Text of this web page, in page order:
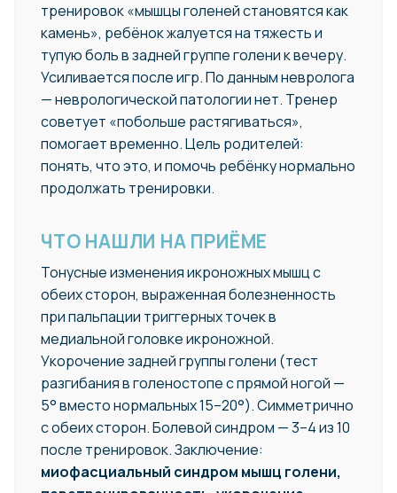
тренировок «мышцы голеней становятся как
камень», ребёнок жалуется на тяжесть и
тупую боль в задней группе голени к вечеру.
Усиливается после игр. По данным невролога
— неврологической патологии нет. Тренер
советует «побольше растягиваться»,
помогает временно. Цель родителей:
понять, что это, и помочь ребёнку нормально
продолжать тренировки.
ЧТО НАШЛИ НА ПРИЁМЕ
Тонусные изменения икроножных мышц с
обеих сторон, выраженная болезненность
при пальпации триггерных точек в
медиальной головке икроножной.
Укорочение задней группы голени (тест
разгибания в голеностопе с прямой ногой —
5° вместо нормальных 15–20°). Симметрично
с обеих сторон. Болевой синдром — 3–4 из 10
после тренировок. Заключение:
миофасциальный синдром мышц голени,